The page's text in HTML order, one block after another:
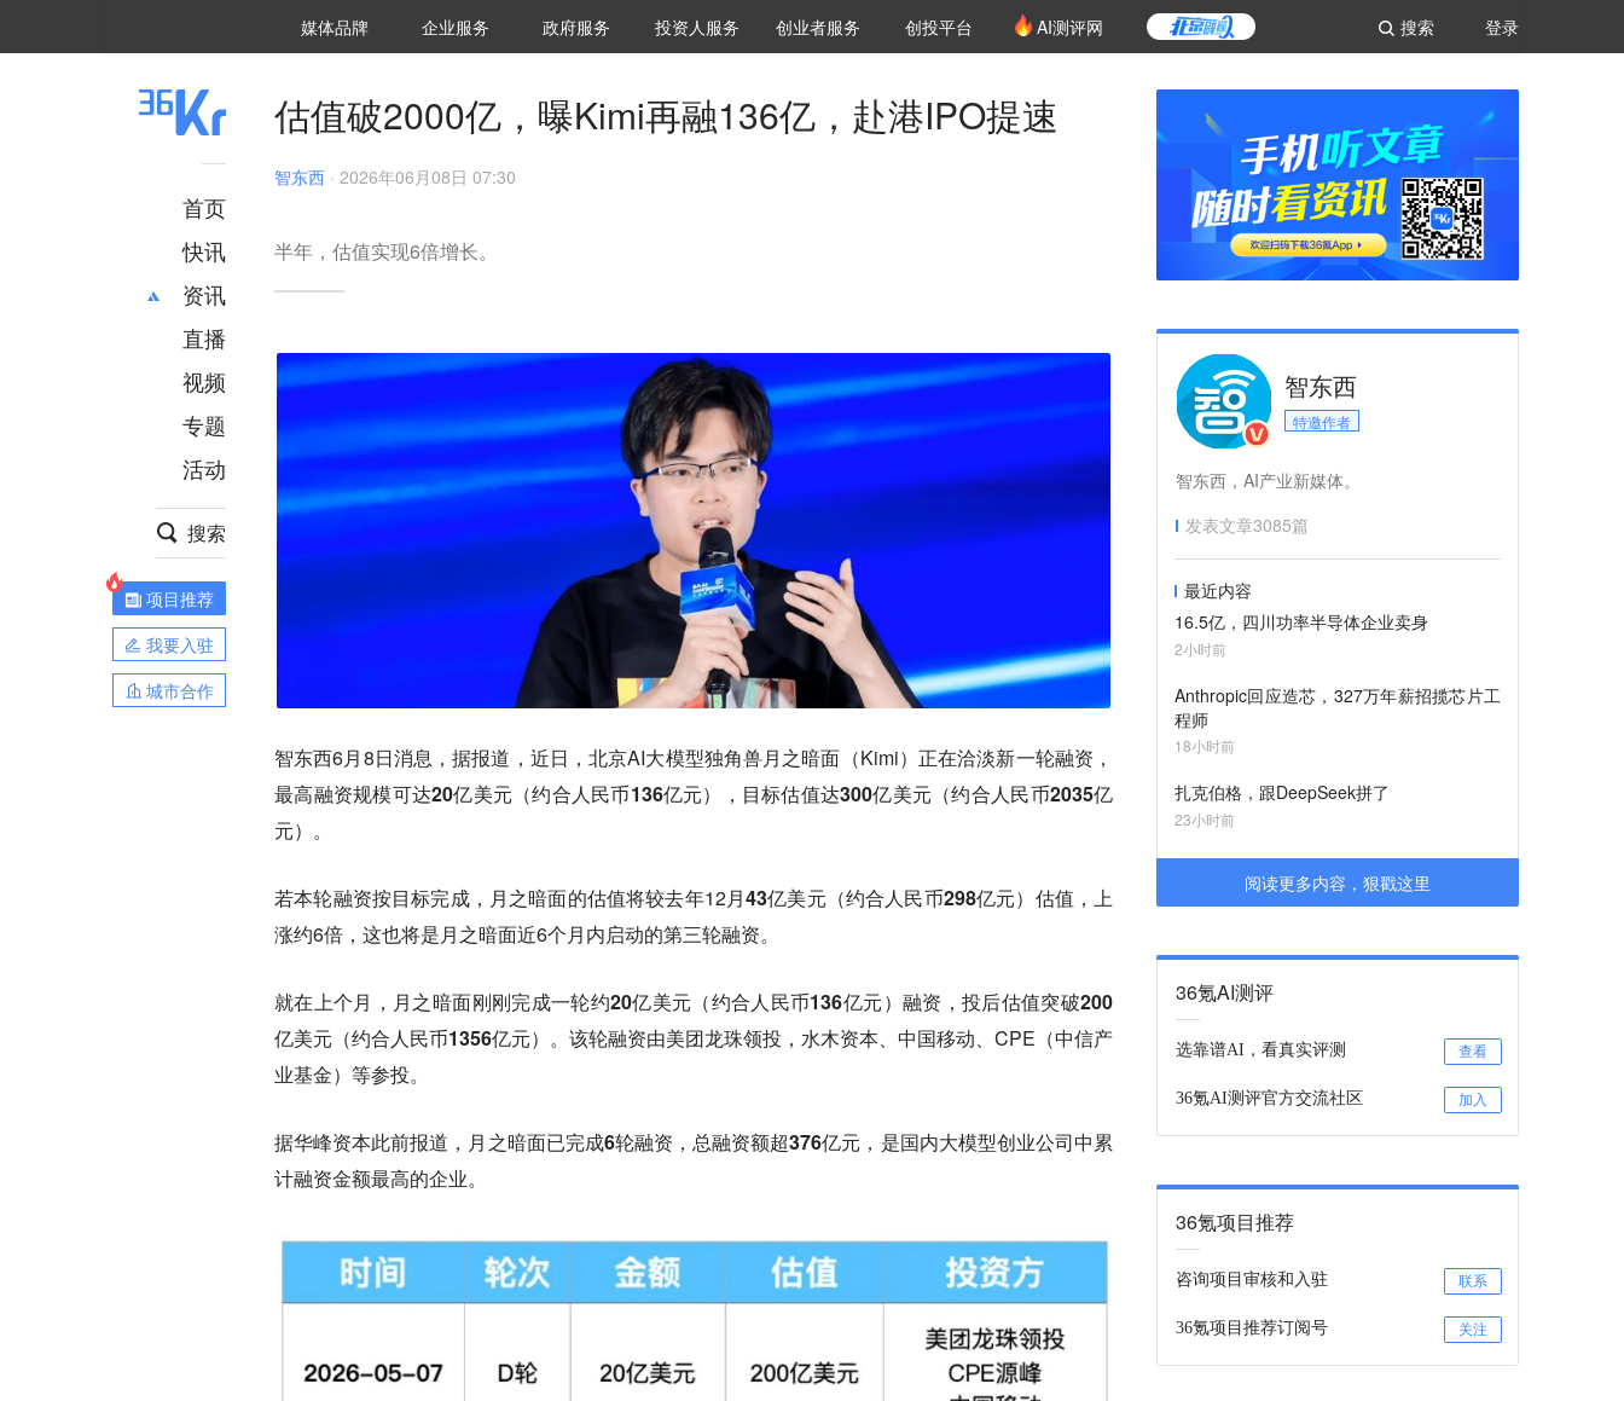
登录
搜索
媒体品牌 36Kr研究院
企业服务 城市之窗
政府服务 VClub投资机构库
投资机构职位推介
投资人服务 创投氪堂
创业者服务 创投平台 AI测评网
首页
快讯
资讯
推荐
财经
项目推荐
安徽
直播
视频
专题
活动
搜索
项目推荐
我要入驻
城市合作
估值破2000亿，曝Kimi再融136亿，赴港IPO提速
智东西 · 2026年06月08日 07:30
半年，估值实现6倍增长。
智东西6月8日消息，据报道，近日，北京AI大模型独角兽月之暗面（Kimi）正在洽淡新一轮融资，
最高融资规模可达20亿美元（约合人民币136亿元） ，目标估值达300亿美元（约合人民币2035亿
元） 。
若本轮融资按目标完成，月之暗面的估值将较去年12月43亿美元（约合人民币298亿元） 估值，上
涨约6倍，这也将是月之暗面近6个月内启动的第三轮融资。
就在上个月，月之暗面刚刚完成一轮约20亿美元（约合人民币136亿元） 融资，投后估值突破200
亿美元（约合人民币1356亿元） 。该轮融资由美团龙珠领投，水木资本、中国移动、CPE（中信产
业基金）等参投。
据华峰资本此前报道，月之暗面已完成6轮融资 ，总融资额超376亿元 ，是国内大模型创业公司中累
计融资金额最高的企业。
智东西
特邀作者
智东西，AI产业新媒体。
发表文章3085篇
最近内容
16.5亿，四川功率半导体企业卖身
2小时前
Anthropic回应造芯，327万年薪招揽芯片工
程师
18小时前
扎克伯格，跟DeepSeek拼了
23小时前
阅读更多内容，狠戳这里
36氪AI测评
选靠谱AI，看真实评测 查看
36氪AI测评官方交流社区 加入
36氪项目推荐
咨询项目审核和入驻 联系
36氪项目推荐订阅号 关注